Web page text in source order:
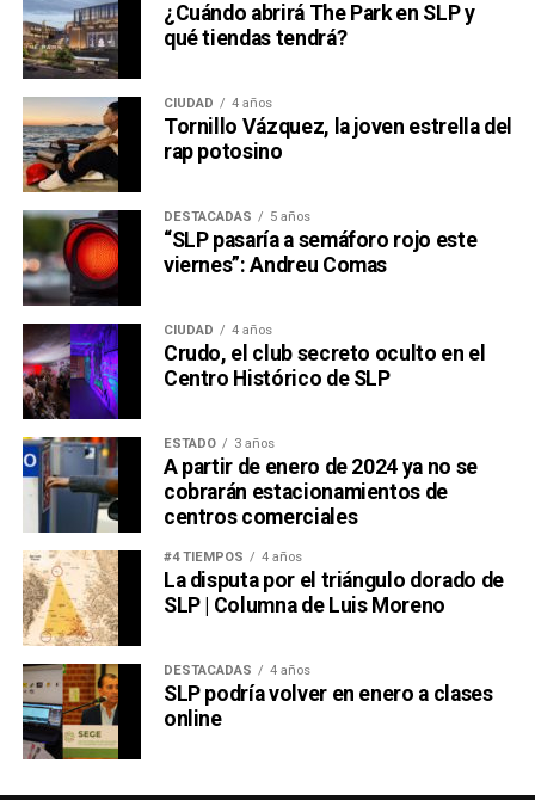
¿Cuándo abrirá The Park en SLP y
qué tiendas tendrá?
CIUDAD 4 años
Tornillo Vázquez, la joven estrella del
rap potosino
DESTACADAS 5 años
“SLP pasaría a semáforo rojo este
viernes”: Andreu Comas
CIUDAD 4 años
Crudo, el club secreto oculto en el
Centro Histórico de SLP
ESTADO 3 años
A partir de enero de 2024 ya no se
cobrarán estacionamientos de
centros comerciales
#4 TIEMPOS 4 años
La disputa por el triángulo dorado de
SLP | Columna de Luis Moreno
DESTACADAS 4 años
SLP podría volver en enero a clases
online